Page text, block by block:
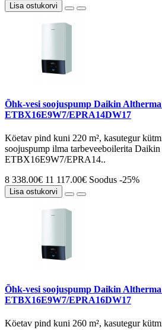
Lisa ostukorvi
Õhk-vesi soojuspump Daikin
ETBX16E9W7/EPRA14DW17
Köetav pind kuni 220 m², kasutegur
soojuspump ilma tarbeveeboilerita
ETBX16E9W7/EPRA14..
8 338.00€ 11 117.00€ Soodus -25%
Lisa ostukorvi
Õhk-vesi soojuspump Daikin
ETBX16E9W7/EPRA16DW17
Köetav pind kuni 260 m², kasutegur